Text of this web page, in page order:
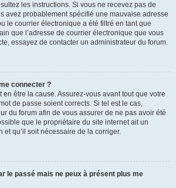
les instructions. Si vous ne recevez pas de
avez probablement spécifié une mauvaise adresse
le courrier électronique a été filtré en tant que
que l’adresse de courrier électronique que vous
essayez de contacter un administrateur du forum.
connecter ?
en être la cause. Assurez-vous avant tout que votre
de passe soient corrects. Si tel est le cas,
du forum afin de vous assurer de ne pas avoir été
que le propriétaire du site internet ait un
et qu’il soit nécessaire de la corriger.
le passé mais ne peux à présent plus me